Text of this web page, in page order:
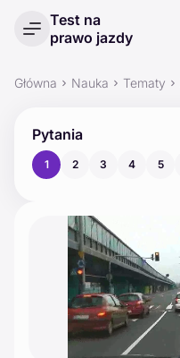
Test na
prawo jazdy
Główna Nauka Tematy
Pytania
1 2 3 4 5